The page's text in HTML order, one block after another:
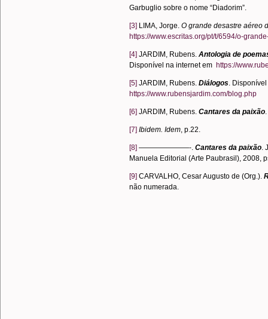
Garbuglio sobre o nome “Diadorim”.
[3] LIMA, Jorge. O grande desastre aéreo
https://www.escritas.org/pt/t/6594/o-
[4] JARDIM, Rubens. Antologia de
Disponível na internet em https://
[5] JARDIM, Rubens. Diálogos.
https://www.rubensjardim.com/blog.php
[6] JARDIM, Rubens. Cantares da paixão
[7] Ibidem. Idem, p.22.
[8] ———————-. Cantares da paixão.
Manuela Editorial (Arte Paubrasil), 2008,
[9] CARVALHO, Cesar Augusto de (Org.).
não numerada.